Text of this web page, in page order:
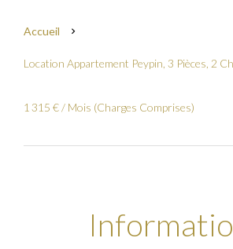
Accueil
Location Appartement Peypin, 3 Pièces, 2
1 315 € / Mois (Charges Comprises)